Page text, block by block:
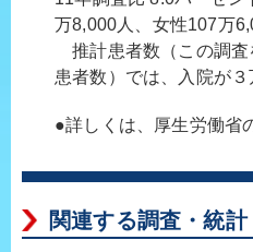
万8,000人、女性107万
推計患者数（この調査
患者数）では、入院が
●詳しくは、厚生労働省
関連する調査・統計